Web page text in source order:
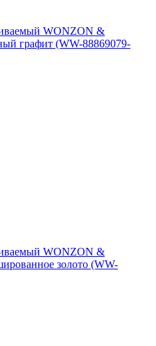
WONZON &
графит (WW-88869079-
WONZON &
золото (WW-